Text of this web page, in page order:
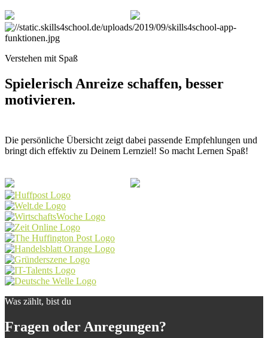
Verstehen mit Spaß
Spielerisch Anreize schaffen, besser
motivieren.
Die persönliche Übersicht zeigt dabei passende Empfehlungen und
bringt dich effektiv zu Deinem Lernziel! So macht Lernen Spaß!
Was zählt, bist du
Fragen oder Anregungen?